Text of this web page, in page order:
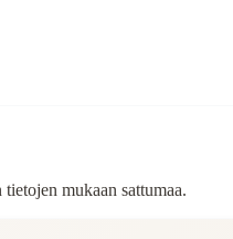
mukaan sattumaa.